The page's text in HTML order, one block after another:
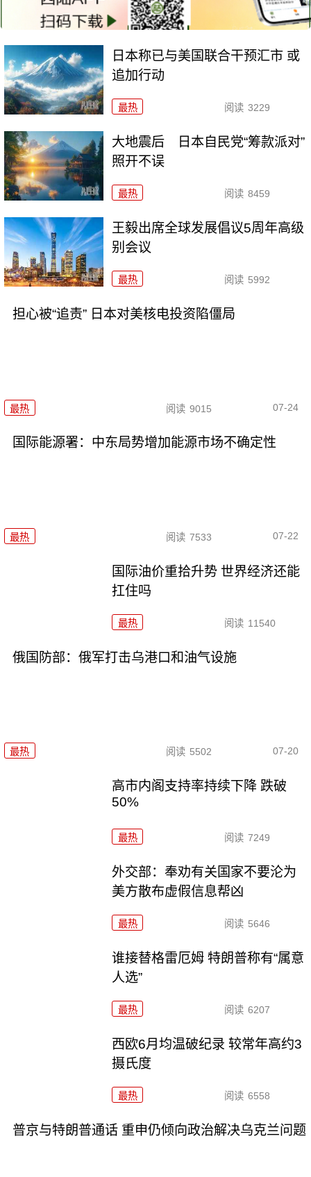
日本称已与美国联合干预汇市 或
追加行动
最热 阅读 3229
大地震后 日本自民党“筹款派对”
照开不误
最热 阅读 8459
王毅出席全球发展倡议5周年高级
别会议
最热 阅读 5992
担心被“追责” 日本对美核电投资陷僵局
最热 阅读 9015 07-24
国际能源署：中东局势增加能源市场不确定性
最热 阅读 7533 07-22
国际油价重拾升势 世界经济还能
扛住吗
最热 阅读 11540
俄国防部：俄军打击乌港口和油气设施
最热 阅读 5502 07-20
高市内阁支持率持续下降 跌破
50%
最热 阅读 7249
外交部：奉劝有关国家不要沦为
美方散布虚假信息帮凶
最热 阅读 5646
谁接替格雷厄姆 特朗普称有“属意
人选”
最热 阅读 6207
西欧6月均温破纪录 较常年高约3
摄氏度
最热 阅读 6558
普京与特朗普通话 重申仍倾向政治解决乌克兰问题